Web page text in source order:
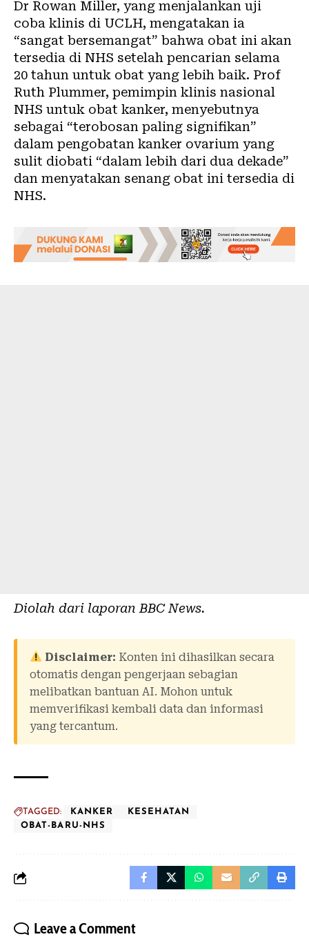
Dr Rowan Miller, yang menjalankan uji
coba klinis di UCLH, mengatakan ia
“sangat bersemangat” bahwa obat ini akan
tersedia di NHS setelah pencarian selama
20 tahun untuk obat yang lebih baik. Prof
Ruth Plummer, pemimpin klinis nasional
NHS untuk obat kanker, menyebutnya
sebagai “terobosan paling signifikan”
dalam pengobatan kanker ovarium yang
sulit diobati “dalam lebih dari dua dekade”
dan menyatakan senang obat ini tersedia di
NHS.
Diolah dari laporan BBC News.
Disclaimer: Konten ini dihasilkan secara
otomatis dengan pengerjaan sebagian
melibatkan bantuan AI. Mohon untuk
memverifikasi kembali data dan informasi
yang tercantum.
TAGGED: KANKER
KESEHATAN
OBAT-BARU-NHS
Leave a Comment